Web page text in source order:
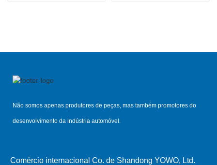
Não somos apenas produtores de peças, mas também promotores do
desenvolvimento da indústria automóvel.
Comércio internacional Co. de Shandong YOWO, Ltd.